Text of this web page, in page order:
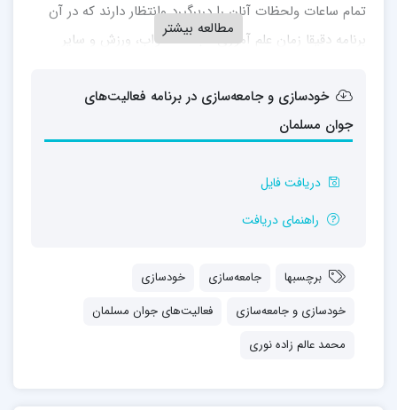
تمام ساعات ولحظات آنان را دربرگیرد وانتظار دارند که در آن
برنامه دقیقا زمان علم آموزی، عبادت، خواب، ورزش و سایر
است؛ زیرا نوعی امکان انعطاف و جابه جایی در برنامه، متناسب
با سلیقه های مختلف وجود دارد که شرط اعمال آن، پاسداری از
پیش‌گفتار
طرح بحث
فصل‌اول: ضرورت فعالیت های اجتماعی
فصل‌دوم: الگوی عملی
مطالعه بیشتر
خودسازی و جامعه‌سازی در برنامه فعالیت‌های
جوان مسلمان
دریافت فایل
راهنمای دریافت
برچسبها جامعه‌سازی
خودسازی
خودسازی و جامعه‌سازی
فعالیت‌های جوان مسلمان
محمد عالم زاده نوری